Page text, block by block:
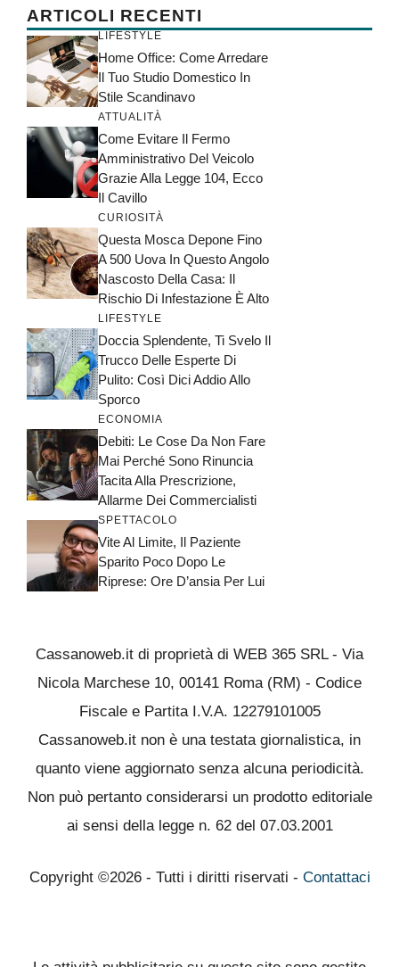
ARTICOLI RECENTI
LIFESTYLE
Home Office: Come Arredare
Il Tuo Studio Domestico In
Stile Scandinavo
ATTUALITÀ
Come Evitare Il Fermo
Amministrativo Del Veicolo
Grazie Alla Legge 104, Ecco
Il Cavillo
CURIOSITÀ
Questa Mosca Depone Fino
A 500 Uova In Questo Angolo
Nascosto Della Casa: Il
Rischio Di Infestazione È Alto
LIFESTYLE
Doccia Splendente, Ti Svelo Il
Trucco Delle Esperte Di
Pulito: Così Dici Addio Allo
Sporco
ECONOMIA
Debiti: Le Cose Da Non Fare
Mai Perché Sono Rinuncia
Tacita Alla Prescrizione,
Allarme Dei Commercialisti
SPETTACOLO
Vite Al Limite, Il Paziente
Sparito Poco Dopo Le
Riprese: Ore D’ansia Per Lui
Cassanoweb.it di proprietà di WEB 365 SRL - Via
Nicola Marchese 10, 00141 Roma (RM) - Codice
Fiscale e Partita I.V.A. 12279101005
Cassanoweb.it non è una testata giornalistica, in
quanto viene aggiornato senza alcuna periodicità.
Non può pertanto considerarsi un prodotto editoriale
ai sensi della legge n. 62 del 07.03.2001
Copyright ©2026 - Tutti i diritti riservati - Contattaci